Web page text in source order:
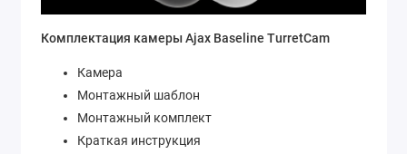
Комплектация камеры Ajax Baseline TurretCam
Камера
Монтажный шаблон
Монтажный комплект
Краткая инструкция